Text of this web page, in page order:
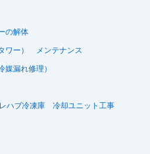
の解体
ワー） メンテナンス
漏れ修理）
ハブ冷凍庫 冷却ユニット工事